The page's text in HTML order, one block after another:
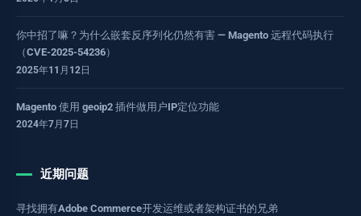
你中招了嘛？为什么嵌套反序列化仍然有害 — Magento 远程代码执行
（CVE-2025-54236）
2025年11月12日
Magento 使用 geoip2 插件做用户IP定位功能
2024年7月7日
近期问题
寻找拥有Adobe Commerce开发运维或者架构证书的兄弟